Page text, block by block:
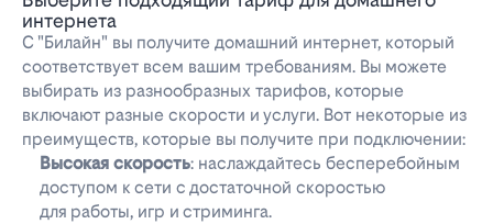
интернета
С "Билайн" вы получите домашний интернет, который
соответствует всем вашим требованиям. Вы можете
выбирать из разнообразных тарифов, которые
включают разные скорости и услуги. Вот некоторые из
преимуществ, которые вы получите при подключении:
Высокая скорость: наслаждайтесь бесперебойным
доступом к сети с достаточной скоростью
для работы, игр и стриминга.